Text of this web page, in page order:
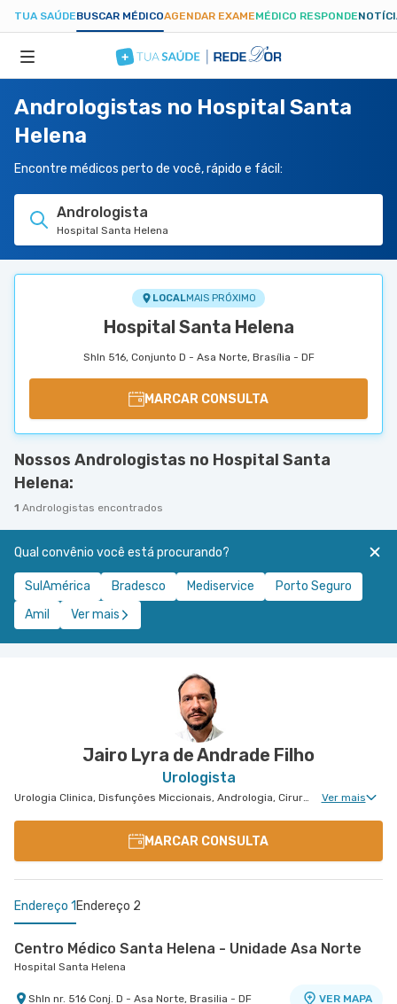
TUA SAÚDEBUSCAR MÉDICOAGENDAR EXAMEMÉDICO RESPONDE
ESPECIALIDADES
HOSPITAIS
TUASAUDE.COM
Andrologistas no Hospital Santa
Helena
Encontre médicos perto de você, rápido e fácil:
Andrologista
Hospital Santa Helena
LOCALMAIS PRÓXIMO
Hospital Santa Helena
Shln 516, Conjunto D - Asa Norte, Brasília - DF
MARCAR CONSULTA
Nossos Andrologistas no Hospital Santa
Helena:
1 Andrologistas encontrados
Qual convênio você está procurando?
SulAmérica Bradesco Mediservice
Porto Seguro
Amil
Ver mais
Jairo Lyra de Andrade Filho
Urologista
Urologia Clinica, Disfunções Miccionais, Andrologia, Cirurgia Robótica Urológica Ver mais
MARCAR CONSULTA
Endereço 1 Endereço 2
Centro Médico Santa Helena - Unidade Asa Norte
Hospital Santa Helena
Shln nr. 516 Conj. D - Asa Norte, Brasilia - DF VER MAPA